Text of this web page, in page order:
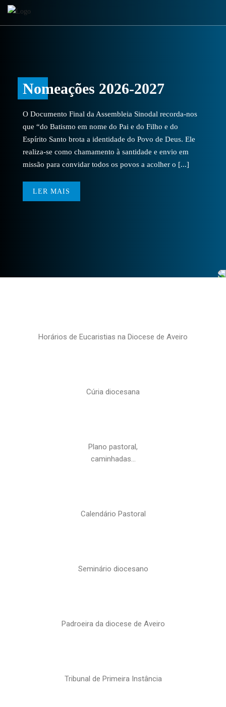
Nomeações 2026-2027
O Documento Final da Assembleia Sinodal recorda-nos
que “do Batismo em nome do Pai e do Filho e do
Espírito Santo brota a identidade do Povo de Deus. Ele
realiza-se como chamamento à santidade e envio em
missão para convidar todos os povos a acolher o [...]
LER MAIS
Horários de Eucaristias na Diocese de Aveiro
Cúria diocesana
Plano pastoral,
caminhadas…
Calendário Pastoral
Seminário diocesano
Padroeira da diocese de Aveiro
Tribunal de Primeira Instância